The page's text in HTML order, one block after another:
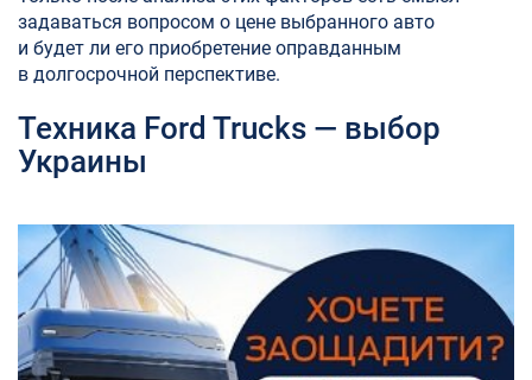
задаваться вопросом о цене выбранного авто
и будет ли его приобретение оправданным
в долгосрочной перспективе.
Техника Ford Trucks — выбор
Украины